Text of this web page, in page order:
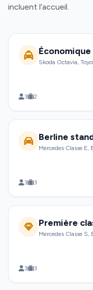
incluent l’accueil.
Économique
Skoda Octavia,
3 2
Berline
Mercedes Classe
3 3
Première
Mercedes Classe
3 3